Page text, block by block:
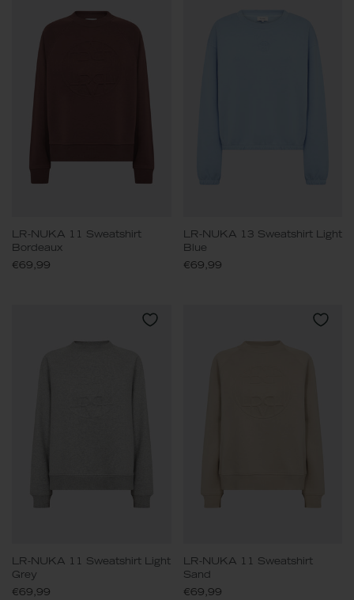
LR-NUKA 11 Sweatshirt
Bordeaux
€69,99
LR-NUKA 13 Sweatshirt Light
Blue
€69,99
LR-NUKA 11 Sweatshirt Light
Grey
€69,99
LR-NUKA 11 Sweatshirt
Sand
€69,99